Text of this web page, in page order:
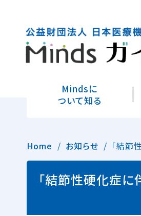
Home お知らせ 「結節
「結節性硬化症に
Mindsに
ついて知る